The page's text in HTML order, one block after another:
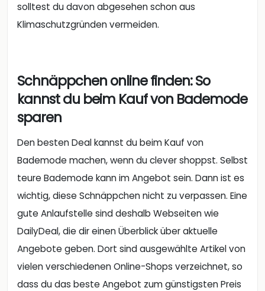
solltest du davon abgesehen schon aus
Klimaschutzgründen vermeiden.
Schnäppchen online finden: So
kannst du beim Kauf von Bademode
sparen
Den besten Deal kannst du beim Kauf von
Bademode machen, wenn du clever shoppst. Selbst
teure Bademode kann im Angebot sein. Dann ist es
wichtig, diese Schnäppchen nicht zu verpassen. Eine
gute Anlaufstelle sind deshalb Webseiten wie
DailyDeal, die dir einen Überblick über aktuelle
Angebote geben. Dort sind ausgewählte Artikel von
vielen verschiedenen Online-Shops verzeichnet, so
dass du das beste Angebot zum günstigsten Preis